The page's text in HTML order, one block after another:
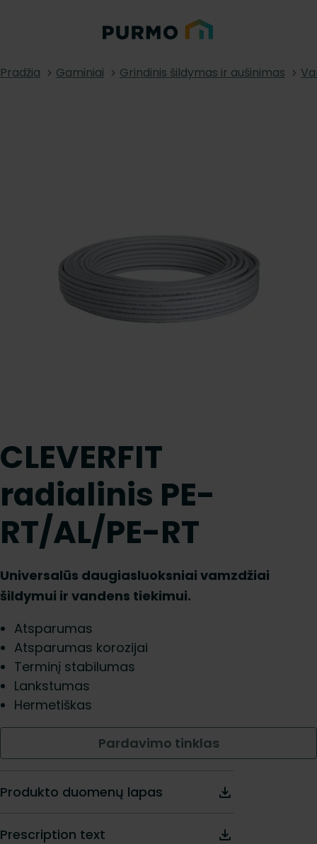
Pradžia Gaminiai Grindinis šildymas ir aušinimas
CLEVERFIT
radialinis PE-
RT/AL/PE-RT
Universalūs daugiasluoksniai vamzdžiai
šildymui ir vandens tiekimui.
Atsparumas
Atsparumas korozijai
Terminį stabilumas
Lankstumas
Hermetiškas
Pardavimo tinklas
Produkto duomenų lapas
Prescription text